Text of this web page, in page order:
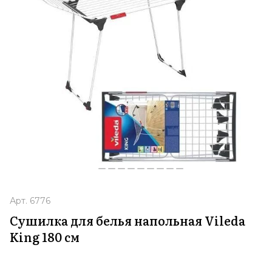
Арт. 6776
Сушилка для белья напольная Vileda
King 180 см